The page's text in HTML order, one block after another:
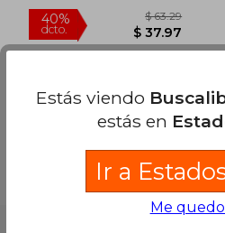
$ 63.29
$ 37.97
Estás viendo
estás en
Ir a
Me